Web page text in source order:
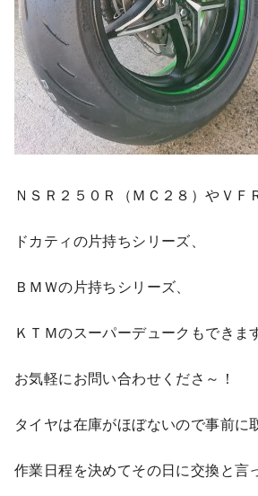
ＮＳＲ２５０Ｒ（ＭＣ２８）やＶＦ
ドカティの片持ちシリーズ、
ＢＭＷの片持ちシリーズ、
ＫＴＭのスーパーデュークもできま
お気軽にお問い合わせくださ～！
タイヤは在庫がほぼないので事前に
作業日程を決めてその日に交換と言